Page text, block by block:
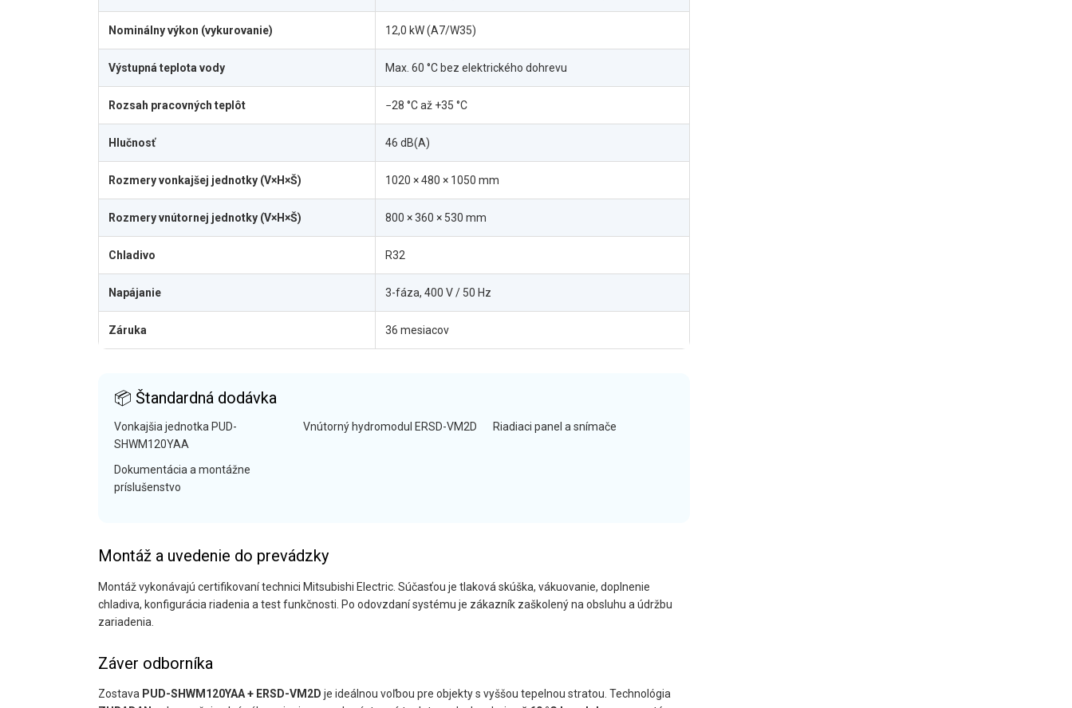
Nominálny výkon (vykurovanie) 12,0 kW (A7/W35)
Výstupná teplota vody Max. 60 °C bez elektrického dohrevu
Rozsah pracovných teplôt −28 °C až +35 °C
Hlučnosť 46 dB(A)
Rozmery vonkajšej jednotky (V×H×Š) 1020 × 480 × 1050 mm
Rozmery vnútornej jednotky (V×H×Š) 800 × 360 × 530 mm
Chladivo R32
Napájanie 3-fáza, 400 V / 50 Hz
Záruka 36 mesiacov
📦 Štandardná dodávka
Vonkajšia jednotka PUD-
SHWM120YAA
Vnútorný hydromodul ERSD-VM2D Riadiaci panel a snímače
Dokumentácia a montážne
príslušenstvo
Montáž a uvedenie do prevádzky
Montáž vykonávajú certifikovaní technici Mitsubishi Electric. Súčasťou je tlaková skúška, vákuovanie, doplnenie
chladiva, konfigurácia riadenia a test funkčnosti. Po odovzdaní systému je zákazník zaškolený na obsluhu a údržbu
zariadenia.
Záver odborníka
Zostava PUD-SHWM120YAA + ERSD-VM2D je ideálnou voľbou pre objekty s vyššou tepelnou stratou. Technológia